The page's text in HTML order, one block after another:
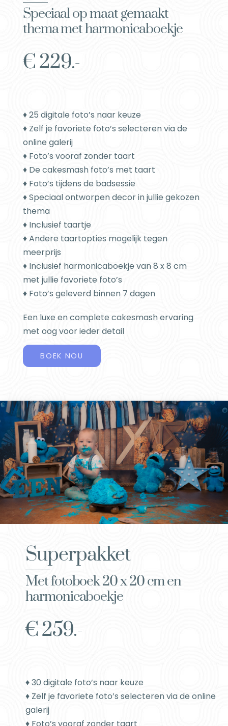
Speciaal op maat gemaakt
thema met harmonicaboekje
€ 229.-
♦ 25 digitale foto’s naar keuze
♦ Zelf je favoriete foto’s selecteren via de
online galerij
♦ Foto’s vooraf zonder taart
♦ De cakesmash foto’s met taart
♦ Foto’s tijdens de badsessie
♦ Speciaal ontworpen decor in jullie gekozen
thema
♦ Inclusief taartje
♦ Andere taartopties mogelijk tegen
meerprijs
♦ Inclusief harmonicaboekje van 8 x 8 cm
met jullie favoriete foto’s
♦ Foto’s geleverd binnen 7 dagen
Een luxe en complete cakesmash ervaring
met oog voor ieder detail
BOEK NOU
Superpakket
Met fotoboek 20 x 20 cm en
harmonicaboekje
€ 259.-
♦ 30 digitale foto’s naar keuze
♦ Zelf je favoriete foto’s selecteren via de online
galerij
♦ Foto’s vooraf zonder taart